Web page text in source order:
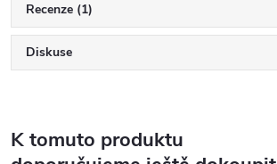
Recenze (1)
Diskuse
K tomuto produktu